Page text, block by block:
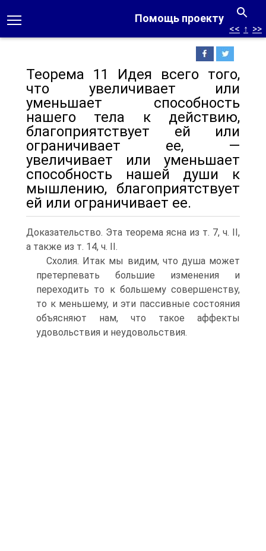
Помощь проекту
<< ↑ >>
Теорема 11 Идея всего того,
что увеличивает или
уменьшает способность
нашего тела к действию,
благоприятствует ей или
ограничивает ее, —
увеличивает или уменьшает
способность нашей души к
мышлению, благоприятствует
ей или ограничивает ее.
Доказательство. Эта теорема ясна из т. 7, ч. II,
а также из т. 14, ч. II.
Схолия. Итак мы видим, что душа может
претерпевать большие изменения и
переходить то к большему совершенству,
то к меньшему, и эти пассивные состояния
объясняют нам, что такое аффекты
удовольствия и неудовольствия.